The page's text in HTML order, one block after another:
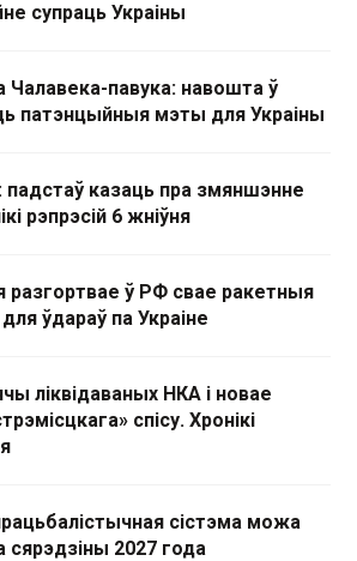
супраць Украіны
Чалавека-павука: навошта ў
патэнцыйныя мэты для Украіны
казаць пра змяншэнне
рэпрэсій 6 жніўня
разгортвае ў РФ свае ракетныя
ўдараў па Украіне
ліквідаваных НКА і новае
спісу. Хронікі
сістэма можа
сярэдзіны 2027 года